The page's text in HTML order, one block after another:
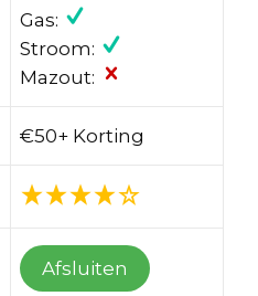
Gas:
Stroom:
Mazout:
€50+ Korting
Afsluiten